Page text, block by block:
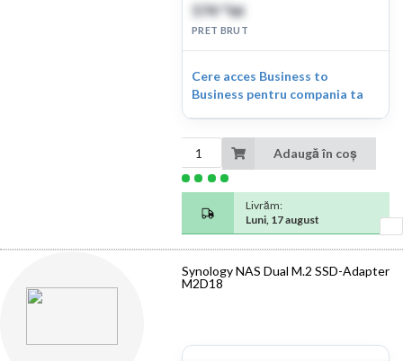
574 lei
PRET BRUT
Cere acces Business to
Business pentru compania ta
Adaugă în coș
Livrăm:
Luni, 17 august
Synology NAS Dual M.2 SSD-Adapter
M2D18